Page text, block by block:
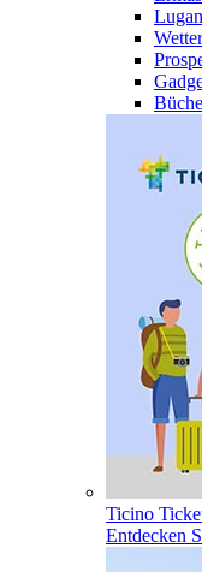
Ticino
Entdecken